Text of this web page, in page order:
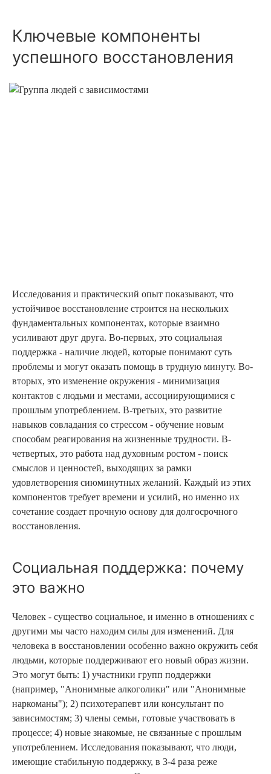
Ключевые компоненты
успешного восстановления
Исследования и практический опыт показывают, что
устойчивое восстановление строится на нескольких
фундаментальных компонентах, которые взаимно
усиливают друг друга. Во-первых, это социальная
поддержка - наличие людей, которые понимают суть
проблемы и могут оказать помощь в трудную минуту. Во-
вторых, это изменение окружения - минимизация
контактов с людьми и местами, ассоциирующимися с
прошлым употреблением. В-третьих, это развитие
навыков совладания со стрессом - обучение новым
способам реагирования на жизненные трудности. В-
четвертых, это работа над духовным ростом - поиск
смыслов и ценностей, выходящих за рамки
удовлетворения сиюминутных желаний. Каждый из этих
компонентов требует времени и усилий, но именно их
сочетание создает прочную основу для долгосрочного
восстановления.
Социальная поддержка: почему
это важно
Человек - существо социальное, и именно в отношениях с
другими мы часто находим силы для изменений. Для
человека в восстановлении особенно важно окружить себя
людьми, которые поддерживают его новый образ жизни.
Это могут быть: 1) участники групп поддержки
(например, "Анонимные алкоголики" или "Анонимные
наркоманы"); 2) психотерапевт или консультант по
зависимостям; 3) члены семьи, готовые участвовать в
процессе; 4) новые знакомые, не связанные с прошлым
употреблением. Исследования показывают, что люди,
имеющие стабильную поддержку, в 3-4 раза реже